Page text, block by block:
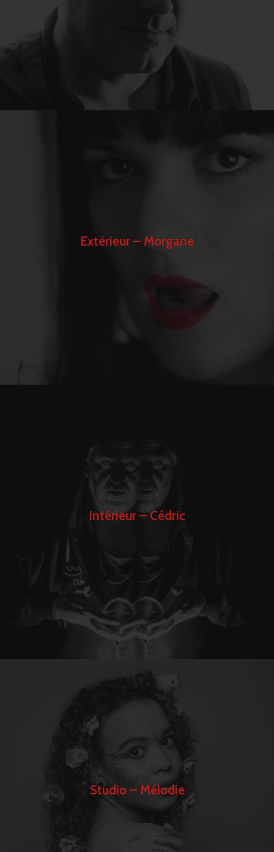
Extérieur – Morgane
Intérieur – Cédric
Studio – Mélodie